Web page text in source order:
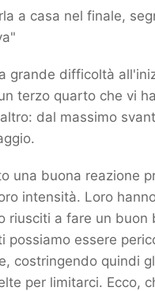
a casa nel finale,
grande difficoltà
terzo quarto che vi
dal massimo
una buona reazione
intensità. Loro
riusciti a fare un buon
possiamo essere
costringendo quindi
per limitarci. Ecco,